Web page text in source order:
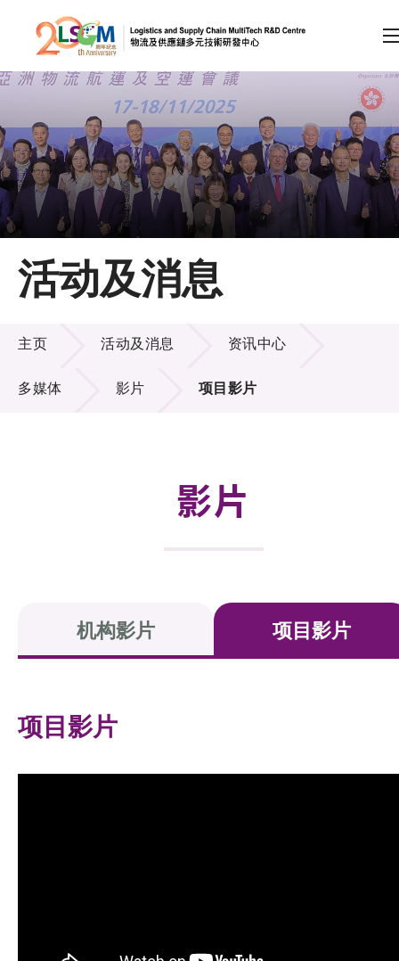
跳到内容（按回车键）
会员登录
A A EN 繁 简
主页
关于LSCM
技术商品化
项目及资助计划
活动及消息
科技分享
活动及消息
活动及消息
主页 活动及消息 资讯中心
多媒体 影片 项目影片
影片
机构影片 项目影片
项目影片